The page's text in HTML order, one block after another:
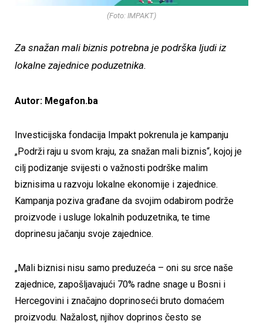
(Foto: IMPAKT)
Za snažan mali biznis potrebna je podrška ljudi iz
lokalne zajednice poduzetnika.
Autor: Megafon.ba
Investicijska fondacija Impakt pokrenula je kampanju
„Podrži raju u svom kraju, za snažan mali biznis“, kojoj je
cilj podizanje svijesti o važnosti podrške malim
biznisima u razvoju lokalne ekonomije i zajednice.
Kampanja poziva građane da svojim odabirom podrže
proizvode i usluge lokalnih poduzetnika, te time
doprinesu jačanju svoje zajednice.
„Mali biznisi nisu samo preduzeća – oni su srce naše
zajednice, zapošljavajući 70% radne snage u Bosni i
Hercegovini i značajno doprinoseći bruto domaćem
proizvodu. Nažalost, njihov doprinos često se